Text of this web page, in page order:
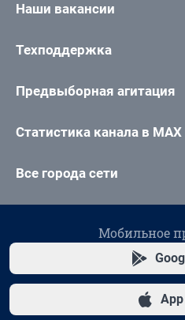
Наши вакансии
Техподдержка
Предвыборная агитация
Статистика канала в MAX
Все города сети
Мобильное